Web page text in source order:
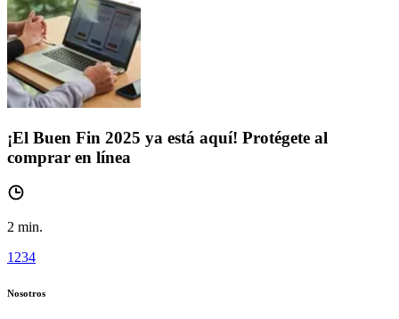
¡El Buen Fin 2025 ya está aquí! Protégete al
comprar en línea
2 min.
1 234
Nosotros